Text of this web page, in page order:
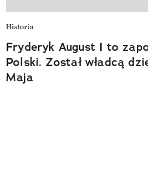
Historia
Fryderyk August I to
Polski. Został władcą
Maja